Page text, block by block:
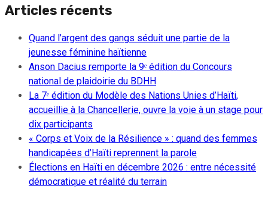
Articles récents
Quand l’argent des gangs séduit une partie de la
jeunesse féminine haïtienne
Anson Dacius remporte la 9ᵉ édition du Concours
national de plaidoirie du BDHH
La 7ᵉ édition du Modèle des Nations Unies d’Haïti,
accueillie à la Chancellerie, ouvre la voie à un stage pour
dix participants
« Corps et Voix de la Résilience » : quand des femmes
handicapées d’Haïti reprennent la parole
Élections en Haïti en décembre 2026 : entre nécessité
démocratique et réalité du terrain